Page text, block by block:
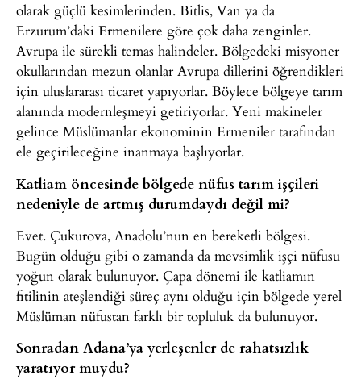
olarak güçlü kesimlerinden. Bitlis, Van ya da
Erzurum’daki Ermenilere göre çok daha zenginler.
Avrupa ile sürekli temas halindeler. Bölgedeki misyoner
okullarından mezun olanlar Avrupa dillerini öğrendikleri
için uluslararası ticaret yapıyorlar. Böylece bölgeye tarım
alanında modernleşmeyi getiriyorlar. Yeni makineler
gelince Müslümanlar ekonominin Ermeniler tarafından
ele geçirileceğine inanmaya başlıyorlar.
Katliam öncesinde bölgede nüfus tarım işçileri
nedeniyle de artmış durumdaydı değil mi?
Evet. Çukurova, Anadolu’nun en bereketli bölgesi.
Bugün olduğu gibi o zamanda da mevsimlik işçi nüfusu
yoğun olarak bulunuyor. Çapa dönemi ile katliamın
fitilinin ateşlendiği süreç aynı olduğu için bölgede yerel
Müslüman nüfustan farklı bir topluluk da bulunuyor.
Sonradan Adana’ya yerleşenler de rahatsızlık
yaratıyor muydu?